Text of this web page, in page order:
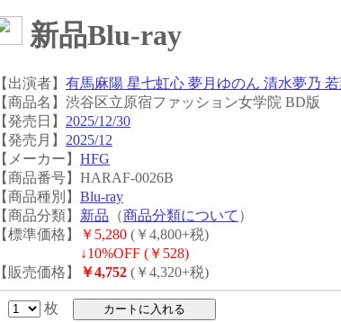
新品Blu-ray
【出演者】 有馬麻陽 星七虹心 夢月ゆのん 清水夢乃
【商品名】渋谷区立原宿ファッション女学院 BD版
【発売日】 2025/12/30
【発売月】 2025/12
【メーカー】 HFG
【商品番号】HARAF-0026B
【商品種別】 Blu-ray
【商品分類】 新品 （商品分類について ）
【標準価格】
￥5,280 (￥4,800+税)
↓10%OFF (￥528)
【販売価格】
￥4,752 (￥4,320+税)
枚